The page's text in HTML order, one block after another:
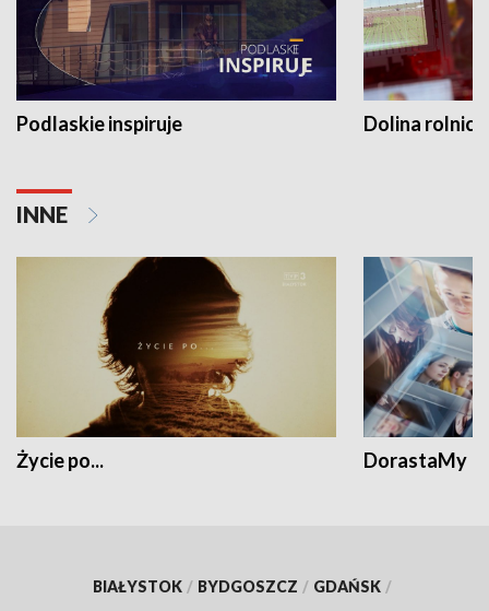
Podlaskie inspiruje Dolina
INNE
Życie po... DorastaMy
BIAŁYSTOK / BYDGOSZCZ / GDAŃSK /